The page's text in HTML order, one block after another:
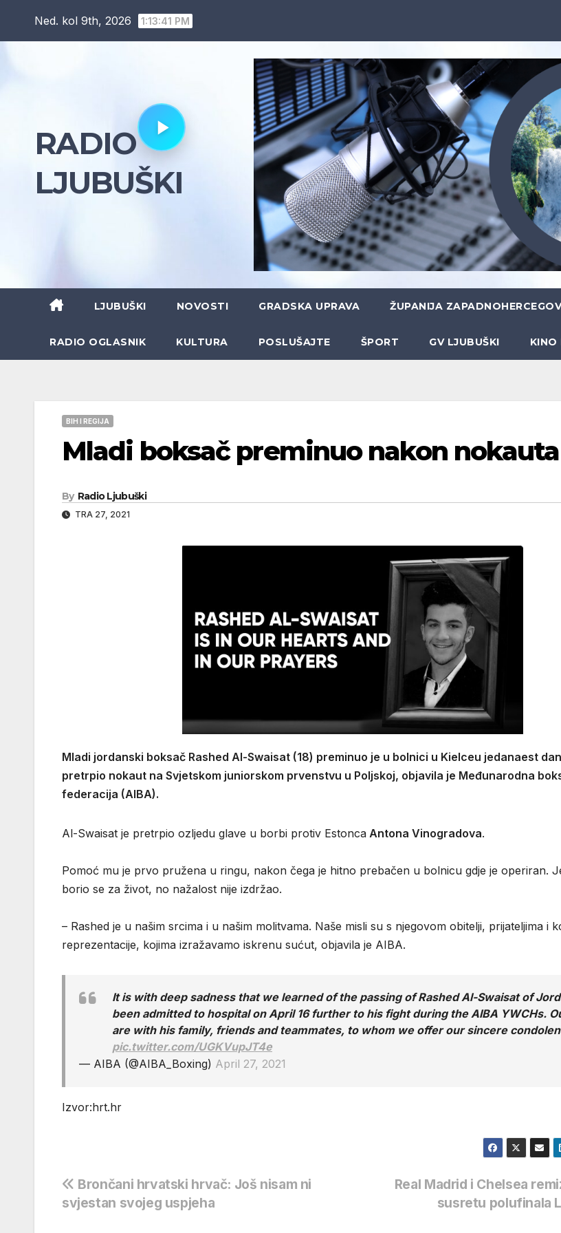
Ned. kol 9th, 2026 1:13:42 PM
RADIO
LJUBUŠKI
LJUBUŠKI NOVOSTI GRADSKA UPRAVA ŽUPANIJA
RADIO OGLASNIK KULTURA POSLUŠAJTE ŠPORT GV LJUBUŠKI KINO
BIH I REGIJA
Mladi boksač preminuo nakon nokauta
By Radio Ljubuški
TRA 27, 2021
Mladi jordanski boksač Rashed Al-Swaisat (18) preminuo je u bolnici u Kielceu jedanaest
pretrpio nokaut na Svjetskom juniorskom prvenstvu u Poljskoj, objavila je Međunarodna
federacija (AIBA).
Al-Swaisat je pretrpio ozljedu glave u borbi protiv Estonca Antona Vinogradova.
Pomoć mu je prvo pružena u ringu, nakon čega je hitno prebačen u bolnicu gdje je operiran.
borio se za život, no nažalost nije izdržao.
– Rashed je u našim srcima i u našim molitvama. Naše misli su s njegovom obitelji, prijateljima i
reprezentacije, kojima izražavamo iskrenu sućut, objavila je AIBA.
It is with deep sadness that we learned of the passing of Rashed Al-Swaisat of
been admitted to hospital on April 16 further to his fight during the AIBA YWCHs.
are with his family, friends and teammates, to whom we offer our sincere
pic.twitter.com/UGKVupJT4e
— AIBA (@AIBA_Boxing) April 27, 2021
Izvor:hrt.hr
Navigacija
objava
Real Madrid i Chelsea
susretu polufinala
Brončani hrvatski hrvač: Još nisam ni
svjestan svojeg uspjeha